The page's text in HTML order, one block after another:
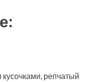
репчатый